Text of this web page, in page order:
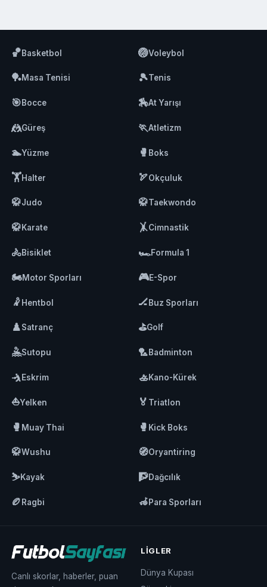
🏀Basketbol 🏐Voleybol
🏓Masa Tenisi 🎾Tenis
🎯Bocce 🏇At Yarışı
🤼Güreş 🏃Atletizm
🏊Yüzme 🥊 Boks
🏋️Halter 🏹Okçuluk
🥋Judo 🥋Taekwondo
🥋Karate 🤸Cimnastik
🚴Bisiklet 🏎️Formula 1
🏍️Motor Sporları 🎮E-Spor
🤾 Hentbol 🏒Buz Sporları
♟️Satranç ⛳Golf
🤽Sutopu 🏸Badminton
🤺Eskrim 🚣Kano-Kürek
⛵Yelken 🏅 Triatlon
🥊 Muay Thai 🥊 Kick Boks
🥋Wushu 🧭Oryantiring
⛷️Kayak 🧗Dağcılık
🏉 Ragbi 🦽Para Sporları
Canlı skorlar, haberler, puan
LIGLER
Dünya Kupası